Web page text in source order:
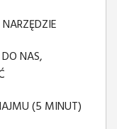
NAS,
(5 MINUT)